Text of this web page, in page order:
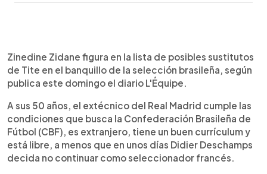
► Escuchar artículo
Zinedine Zidane figura en la lista de posibles sustitutos
de Tite en el banquillo de la selección brasileña, según
publica este domingo el diario L'Équipe.
A sus 50 años, el extécnico del Real Madrid cumple las
condiciones que busca la Confederación Brasileña de
Fútbol (CBF), es extranjero, tiene un buen currículum y
está libre, a menos que en unos días Didier Deschamps
decida no continuar como seleccionador francés.